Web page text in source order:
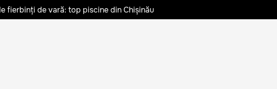
fierbinți de vară: top piscine din Chișinău